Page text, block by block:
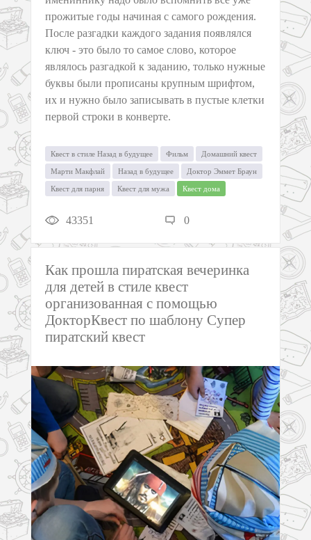
прожитые годы начиная с самого рождения.
После разгадки каждого задания появлялся
ключ - это было то самое слово, которое
являлось разгадкой к заданию, только нужные
буквы были прописаны крупным шрифтом,
их и нужно было записывать в пустые клетки
первой строки в конверте.
Квест в стиле Назад в будущее Фильм Домашний квест
Марти Макфлай Назад в будущее Доктор Эммет Браун
Квест для парня Квест для мужа Квест дома
43351 0
Как прошла пиратская вечеринка
для детей в стиле квест
организованная с помощью
ДокторКвест по шаблону Cупер
пиратский квест